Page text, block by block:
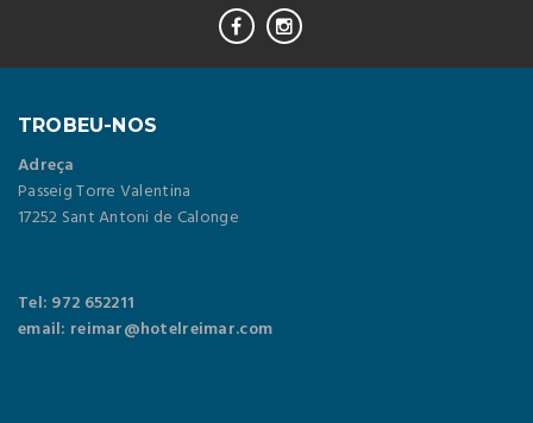
TROBEU-NOS
Adreça
Passeig Torre Valentina
17252 Sant Antoni de Calonge
Tel: 972 652211
email: reimar@hotelreimar.com